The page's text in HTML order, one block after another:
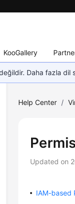
KooGallery
Daha fazla dil
Help Center /
Updated on
IAM-based